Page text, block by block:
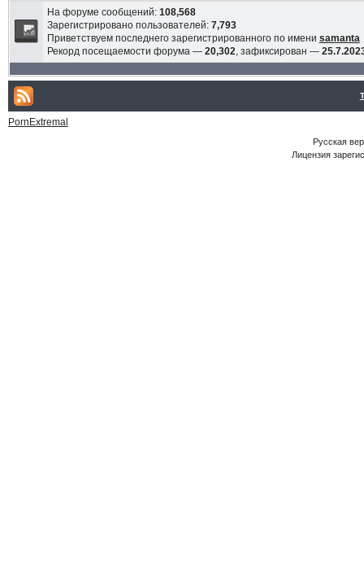
На форуме сообщений: 108,568
Зарегистрировано пользователей: 7,793
Приветствуем последнего зарегистрированного по имени samanta
Рекорд посещаемости форума — 20,302, зафиксирован —
PornExtremal
Русская
Лицензия